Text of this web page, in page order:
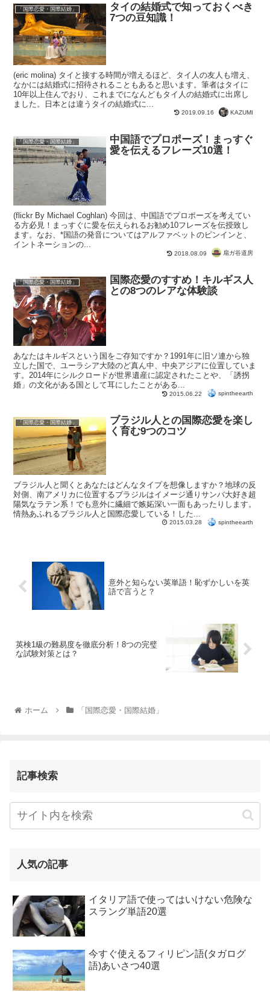
「国際恋愛・国際結婚」
タイの結婚式で知っておくべき
7つの豆知識！
(eric molina) タイと接する時間が増えるほど、タイ人の友人も増え、
なかには結婚式に招待されることもあると思います。筆者はタイに
10年以上住んでおり、これまでになんどもタイ人の結婚式に出席し
ました。日本とは違うタイの結婚式に...
2019.09.16 KAZUMI
「国際恋愛・国際結婚」
中国語でプロポーズ！まっすぐ
愛を伝えるフレーズ10選！
(flickr By Michael Coghlan) 今回は、中国語でプロポーズを考えてい
る方必見！まっすぐに愛を伝えられるお勧め10フレーズを伝授致し
ます。なお、*国語の発音についてはアルファベットのピンインと、
イントネーションの...
2018.08.09 扇ガ谷道房
「国際恋愛・国際結婚」
国際恋愛のすすめ！キルギス人
との8つのレアな体験談
あなたはキルギスという国をご存知ですか？1991年に旧ソ連から独
立した国で、ユーラシア大陸のど真ん中、中央アジアに位置していま
す。2014年にシルクロードが世界遺産に認定されたことや、「誘拐
婚」の文化がある国として耳にしたことがある...
2015.06.22 spintheearth
「国際恋愛・国際結婚」
ブラジル人との国際恋愛を楽し
く育む9つのコツ
ブラジル人と聞くとあなたはどんなタイプを想像しますか？地球の反
対側、南アメリカに位置するブラジルはイメージ通りサンバ大好き超
陽気なラテン系！でも意外に繊細で嫉妬深い一面もあったりします。
情熱あふれるブラジル人と国際恋愛している！した...
2015.03.28 spintheearth
意外と知らない英単語！恥ずかしいを英
語で言うと？
英検1級の難易度を徹底分析！8つの完璧
な試験対策とは？
ホーム 「国際恋愛・国際結婚」
記事検索
人気の記事
イタリア語で使ってはいけない危険な
スラング単語20選
今すぐ使えるフィリピン語(タガログ
語)あいさつ40選